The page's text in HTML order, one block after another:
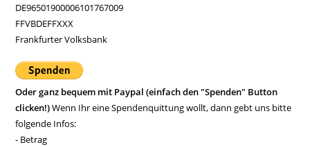
DE96501900006101767009
FFVBDEFFXXX
Frankfurter Volksbank
Oder ganz bequem mit Paypal (einfach den "Spenden" Button
clicken!)Wenn Ihr eine Spendenquittung wollt, dann gebt uns bitte
folgende Infos:
- Betrag